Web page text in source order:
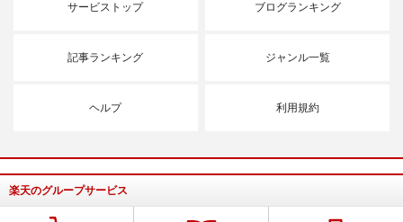
サービストップ ブログランキング
記事ランキング ジャンル一覧
ヘルプ 利用規約
楽天のグループサービス